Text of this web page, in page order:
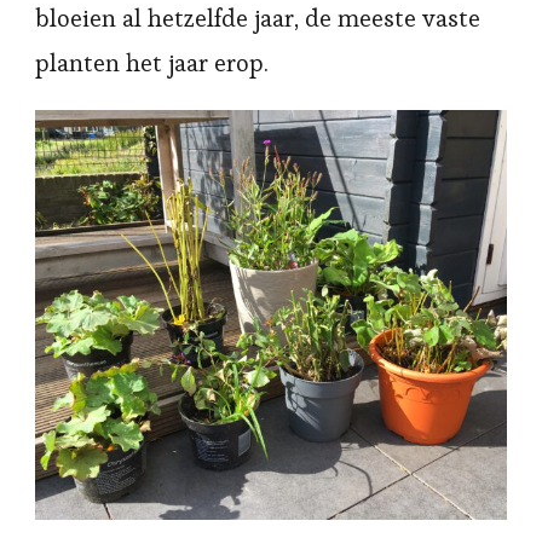
bloeien al hetzelfde jaar, de meeste vaste
planten het jaar erop.